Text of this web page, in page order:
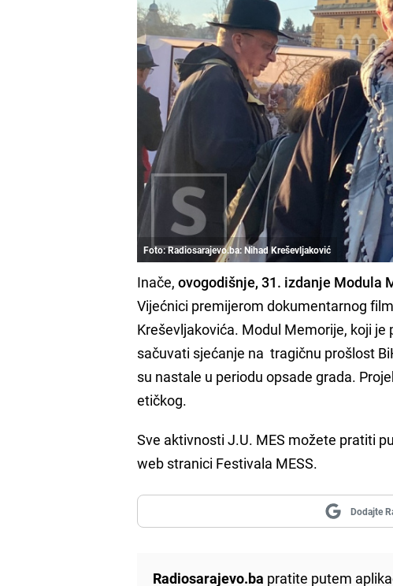
Foto: Radiosarajevo.ba: Nihad Kreševljaković
Inače,ovogodišnje, 31. izdanje Modula
Vijećnici premijerom dokumentarnog
Kreševljakovića. Modul Memorije, koji je
sačuvati sjećanje na tragičnu prošlost
su nastale u periodu opsade grada.
etičkog.
Sve aktivnosti J.U. MES možete pratiti
web stranici Festivala MESS.
Dodajte
Radiosarajevo.ba pratite putem